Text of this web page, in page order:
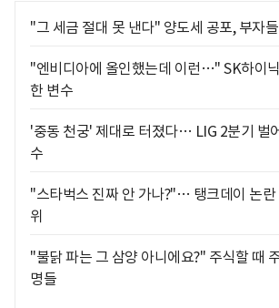
"그 세금 절대 못 낸다" 양도세 공포, 부자
"엔비디아에 올인했는데 이런…" SK하이
한 변수
'중동 천궁' 제대로 터졌다… LIG 2분기 벌
수
"스타벅스 진짜 안 가나?"… 탱크데이 논란
위
"불닭 파는 그 삼양 아니에요?" 주식할 때
명들